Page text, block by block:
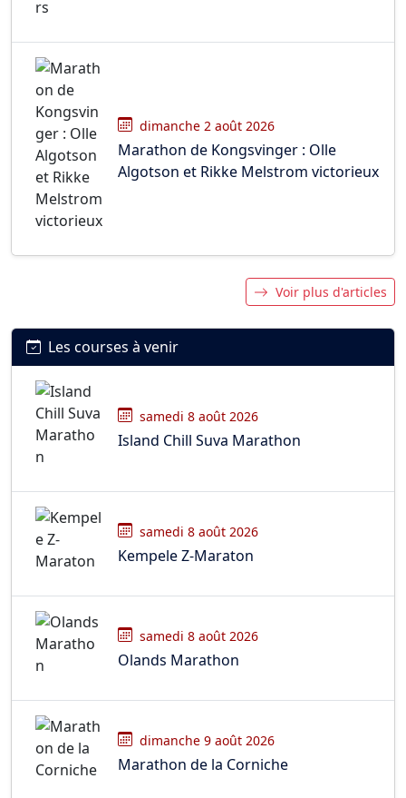
dimanche 2 août 2026
Marathon de Kongsvinger : Olle
Algotson et Rikke Melstrom victorieux
Voir plus d'articles
Les courses à venir
samedi 8 août 2026
Island Chill Suva Marathon
samedi 8 août 2026
Kempele Z-Maraton
samedi 8 août 2026
Olands Marathon
dimanche 9 août 2026
Marathon de la Corniche